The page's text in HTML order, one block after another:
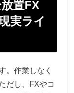
置FX
実ライ
。作業しなく
だし、FXやコ